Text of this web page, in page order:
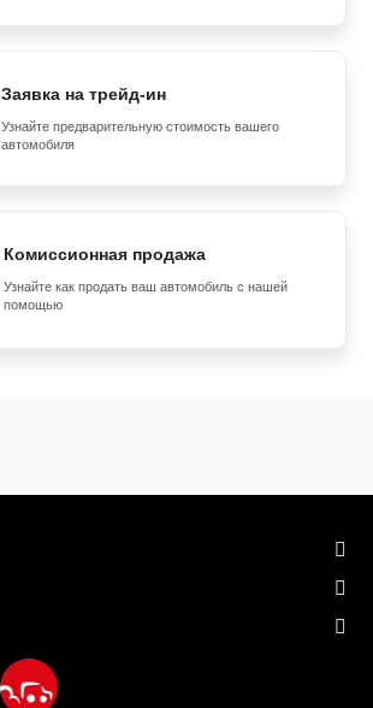
Заявка на трейд-ин
Узнайте предварительную стоимость вашего
автомобиля
Комиссионная продажа
Узнайте как продать ваш автомобиль с нашей
помощью